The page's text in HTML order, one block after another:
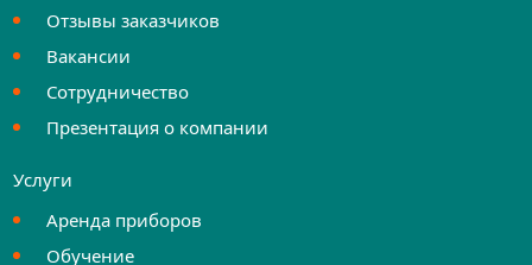
Отзывы заказчиков
Вакансии
Сотрудничество
Презентация о компании
Услуги
Аренда приборов
Обучение